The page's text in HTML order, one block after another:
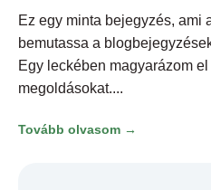
Ez egy minta bejegyzés, ami
bemutassa a
Egy leckében magyarázom
megoldásokat.
Tovább olvasom →